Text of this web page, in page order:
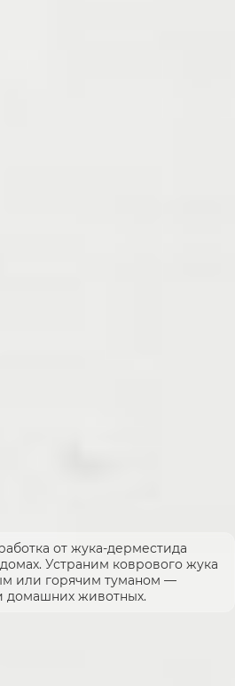
от жука-дерместида
Устраним коврового жука
или горячим туманом —
домашних животных.